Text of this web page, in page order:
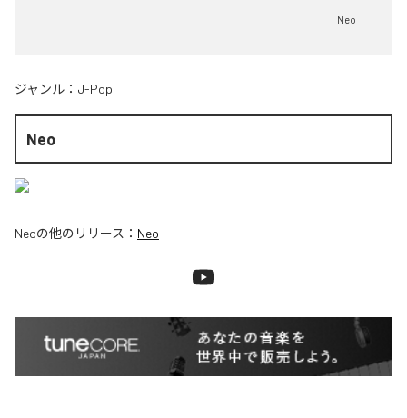
Neo
ジャンル： J-Pop
Neo
Neoの他のリリース： Neo